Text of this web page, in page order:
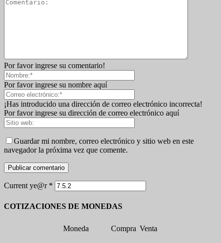
Por favor ingrese su comentario!
Por favor ingrese su nombre aquí
¡Has introducido una dirección de correo electrónico incorrecta!
Por favor ingrese su dirección de correo electrónico aquí
Guardar mi nombre, correo electrónico y sitio web en este
navegador la próxima vez que comente.
Current ye@r *
COTIZACIONES DE MONEDAS
Moneda Compra Venta